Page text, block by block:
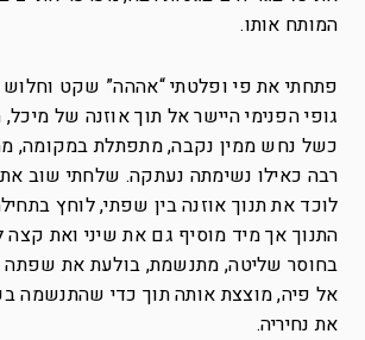
המותח אותו.
פתחתי את פי ופלטתי “אההה” שקט
גופי הפנימי היישר אל תוך אוזנה של
כשל נחש ממין נקבה, מתפתלת במקומה,
רבה כאילו נשימתה נעתקה. שלחתי שוב
לוכד את תנוך אוזנה בין שפתי, לוחץ
התנוך אך מיד מוסיף גם את שיני ואת קצה
בחוסר שליטה, מתנשמת, בולעת את שפתה
אל פיה, מוצצת אותה תוך כדי שהתנשמה
את נחיריה.